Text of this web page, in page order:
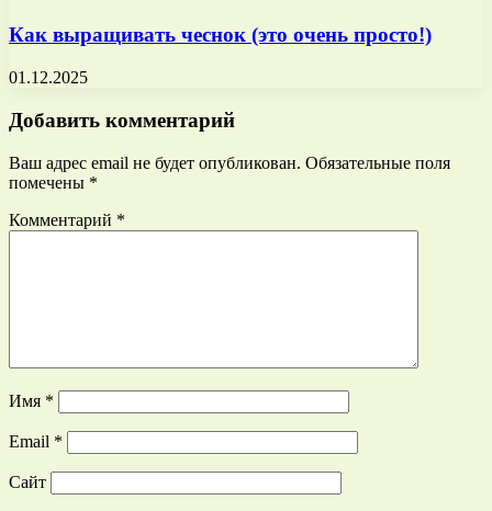
Как выращивать чеснок (это очень просто!)
01.12.2025
Добавить комментарий
Ваш адрес email не будет опубликован. Обязательные поля
помечены *
Комментарий *
Имя *
Email *
Сайт